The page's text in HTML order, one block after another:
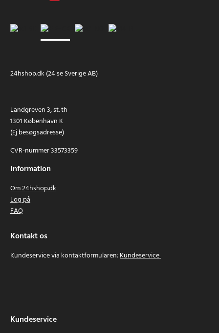
24hshop.dk (24 se Sverige AB)
Landgreven 3, st. th
1301 København K
(Ej besøgsadresse)
CVR-nummer 33573359
Information
Om 24hshop.dk
Log på
FAQ
Kontakt os
Kundeservice via kontaktformularen:Kundeservice
Kundeservice